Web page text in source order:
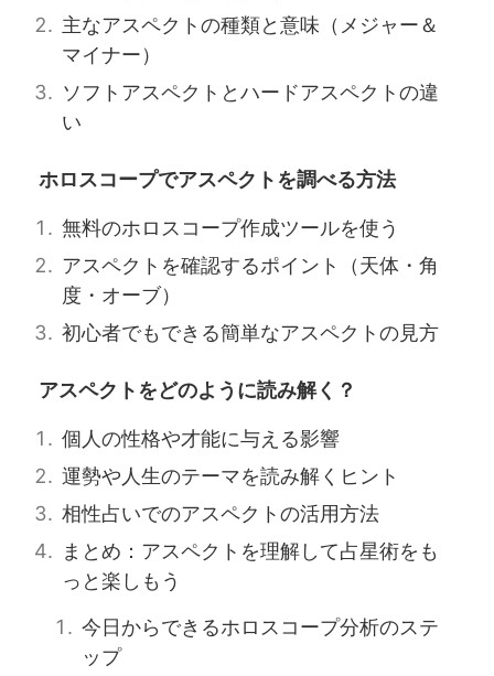
主なアスペクトの種類と意味（メジャー＆
マイナー）
ソフトアスペクトとハードアスペクトの違
い
ホロスコープでアスペクトを調べる方法
無料のホロスコープ作成ツールを使う
アスペクトを確認するポイント（天体・角
度・オーブ）
初心者でもできる簡単なアスペクトの見方
アスペクトをどのように読み解く？
個人の性格や才能に与える影響
運勢や人生のテーマを読み解くヒント
相性占いでのアスペクトの活用方法
まとめ：アスペクトを理解して占星術をも
っと楽しもう
今日からできるホロスコープ分析のステ
ップ